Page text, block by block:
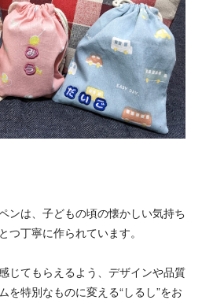
ンは、子どもの頃の懐かしい気持ち
つ丁寧に作られています。
じてもらえるよう、デザインや品質
を特別なものに変える“しるし”をお